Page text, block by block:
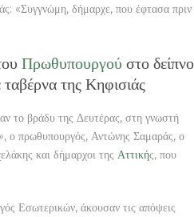
δήμαρχε, που έφτασα πριν
Πρωθυπουργού στο δείπνο
της Κηφισιάς
το βράδυ της Δευτέρας, στη γνωστή
ο πρωθυπουργός, Αντώνης Σαμαράς, ο
και δήμαρχοι της Αττικής, που
Εσωτερικών, άκουσαν τις απόψεις